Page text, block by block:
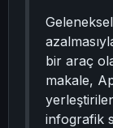
bir araç
makale,
infografik